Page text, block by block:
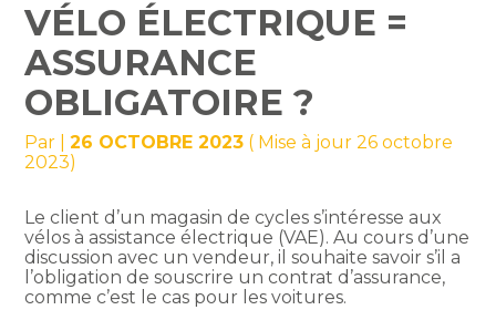
VÉLO ÉLECTRIQUE =
ASSURANCE
OBLIGATOIRE ?
Par |26 OCTOBRE 2023 ( Mise à jour 26 octobre
2023)
Le client d’un magasin de cycles s’intéresse aux
vélos à assistance électrique (VAE). Au cours d’une
discussion avec un vendeur, il souhaite savoir s’il a
l’obligation de souscrire un contrat d’assurance,
comme c’est le cas pour les voitures.